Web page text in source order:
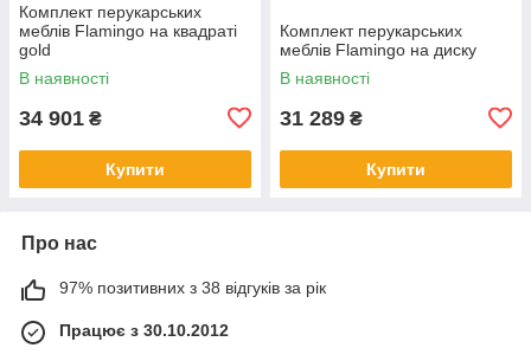
Комплект перукарських
меблів Flamingo на квадраті
gold
В наявності
34 901 ₴
Купити
Комплект перукарських
меблів Flamingo на диску
В наявності
31 289 ₴
Купити
Про нас
97% позитивних з 38 відгуків за рік
Працює з 30.10.2012